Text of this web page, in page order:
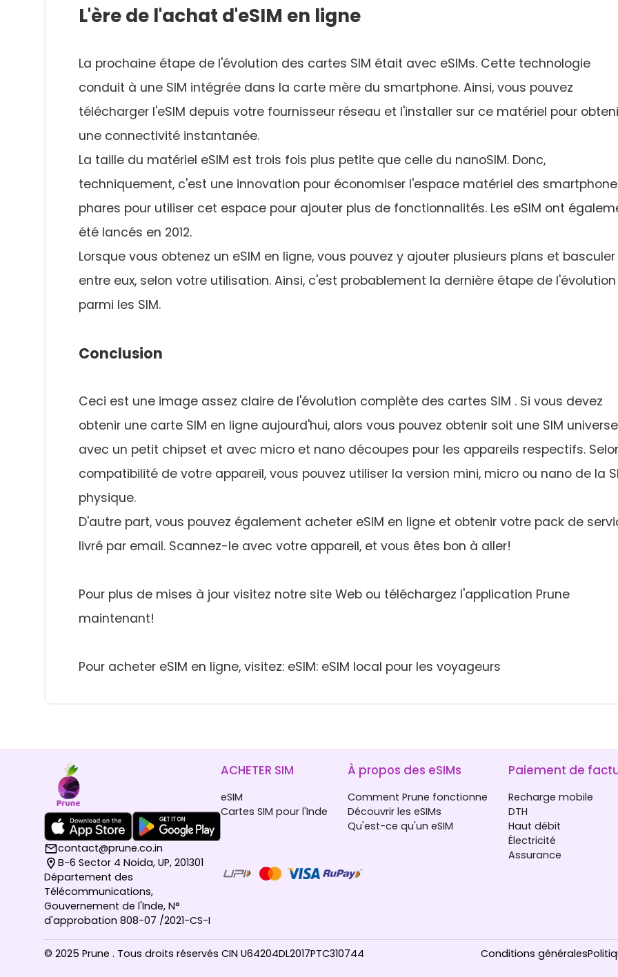
L'ère de l'achat d'eSIM en ligne
La prochaine étape de l'évolution des cartes SIM était avec eSIMs. Cette technologie
conduit à une SIM intégrée dans la carte mère du smartphone. Ainsi, vous pouvez
télécharger l'eSIM depuis votre fournisseur réseau et l'installer sur ce matériel pour
une connectivité instantanée.
La taille du matériel eSIM est trois fois plus petite que celle du nanoSIM. Donc,
techniquement, c'est une innovation pour économiser l'espace matériel des
phares pour utiliser cet espace pour ajouter plus de fonctionnalités. Les eSIM ont
été lancés en 2012.
Lorsque vous obtenez un eSIM en ligne, vous pouvez y ajouter plusieurs plans et basculer
entre eux, selon votre utilisation. Ainsi, c'est probablement la dernière étape de l'évolution
parmi les SIM.
Conclusion
Ceci est une image assez claire de l'évolution complète des cartes SIM . Si vous devez
obtenir une carte SIM en ligne aujourd'hui, alors vous pouvez obtenir soit une SIM
avec un petit chipset et avec micro et nano découpes pour les appareils respectifs.
compatibilité de votre appareil, vous pouvez utiliser la version mini, micro ou nano de la
physique.
D'autre part, vous pouvez également acheter eSIM en ligne et obtenir votre pack de
livré par email. Scannez-le avec votre appareil, et vous êtes bon à aller!
Pour plus de mises à jour visitez notre site Web ou téléchargez l'application Prune
maintenant!
Pour acheter eSIM en ligne, visitez: eSIM: eSIM local pour les voyageurs
contact@prune.co.in
B-6 Sector 4 Noida, UP, 201301
Département des
Télécommunications,
Gouvernement de l'Inde, N°
d'approbation 808-07 /2021-CS-I
ACHETER SIM
eSIM
Cartes SIM pour l'Inde
À propos des eSIMs
Comment Prune fonctionne
Découvrir les eSIMs
Qu'est-ce qu'un eSIM
Paiement de
Recharge mobile
DTH
Haut débit
Électricité
Assurance
© 2025 Prune . Tous droits réservés CIN U64204DL2017PTC310744 Conditions générales